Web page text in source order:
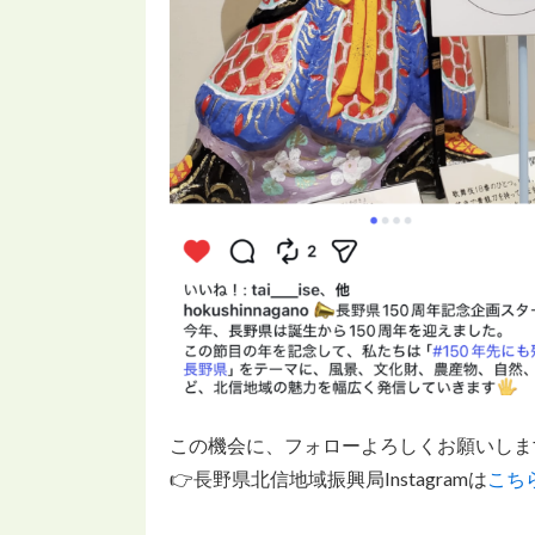
この機会に、フォローよろしくお願いし
👉長野県北信地域振興局Instagramはこち